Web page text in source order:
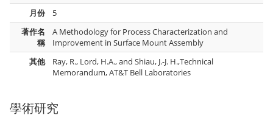
學術研究
月份
5
著作名
稱
A Methodology for Process Characterization and
Improvement in Surface Mount Assembly
其他
Ray, R., Lord, H.A., and Shiau, J.-J. H.,Technical
Memorandum, AT&T Bell Laboratories